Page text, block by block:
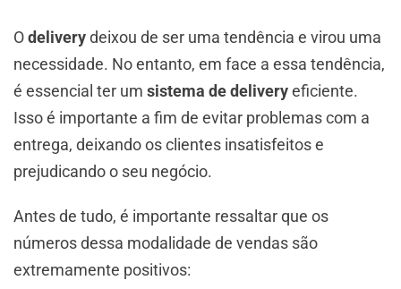
Odeliverydeixou de ser uma tendência e virou uma
necessidade. No entanto, em face a essa tendência,
é essencial ter um sistema de deliveryeficiente.
Isso é importante a fim de evitar problemas com a
entrega, deixando os clientes insatisfeitos e
prejudicando o seu negócio.
Antes de tudo, é importante ressaltar que os
números dessa modalidade de vendas são
extremamente positivos: